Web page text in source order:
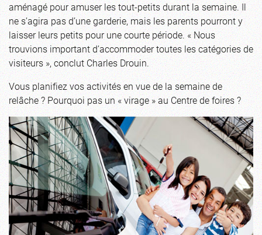
aménagé pour amuser les tout-petits durant la semaine. Il
ne s’agira pas d’une garderie, mais les parents pourront y
laisser leurs petits pour une courte période. « Nous
trouvions important d’accommoder toutes les catégories de
visiteurs », conclut Charles Drouin.
Vous planifiez vos activités en vue de la semaine de
relâche ? Pourquoi pas un « virage » au Centre de foires ?